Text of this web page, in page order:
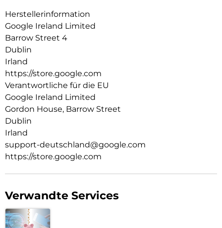
Zeit verwaltet die Pixel-Software die Akkuleistung, um die
erhalten. Unter g.co/pixel/battery tests und
g.co/pixel/batteryhealth findest du weitere Informationen.
Herstellerinformation
Google Ireland Limited
Barrow Street 4
Dublin
Irland
https://store.google.com
Verantwortliche für die EU
Google Ireland Limited
Gordon House, Barrow Street
Dublin
Irland
support-deutschland@google.com
https://store.google.com
Verwandte Services